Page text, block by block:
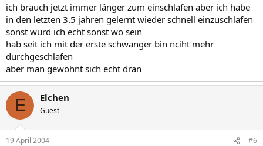
ich brauch jetzt immer länger zum einschlafen aber ich habe
in den letzten 3.5 jahren gelernt wieder schnell einzuschlafen
sonst würd ich echt sonst wo sein
hab seit ich mit der erste schwanger bin nciht mehr
durchgeschlafen
aber man gewöhnt sich echt dran
E Elchen
Guest
19 April 2004 #6